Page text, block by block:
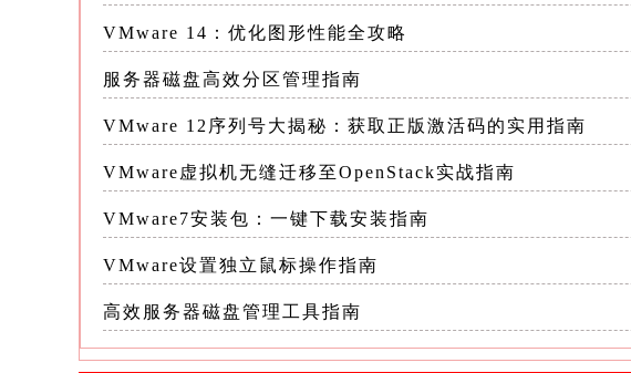
优点： - 操作简单，无需额外软件
- 备份文件完整，恢复时可靠性高
缺点： - 不能自动化，需要手动操作
- 无法实现增量备份，每次备份都是全量备份，占用
方法二：拍摄虚拟机快照 虚拟机快照是VMware提
的状态并将其保存起来
当需要恢复虚拟机时，可以通过恢复到快照功能将
VMware 14：优化图形性能全攻略
服务器磁盘高效分区管理指南
VMware 12序列号大揭秘：获取正版激活码的实用指南
VMware虚拟机无缝迁移至OpenStack实战指南
VMware7安装包：一键下载安装指南
VMware设置独立鼠标操作指南
高效服务器磁盘管理工具指南